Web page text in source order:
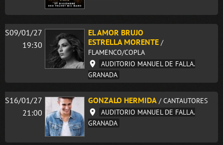
S09/01/27
19:30
EL AMOR BRUJO
ESTRELLA MORENTE /
FLAMENCO/COPLA
AUDITORIO MANUEL DE FALLA.
GRANADA
S16/01/27
21:00
GONZALO HERMIDA / CANTAUTORES
AUDITORIO MANUEL DE FALLA.
GRANADA